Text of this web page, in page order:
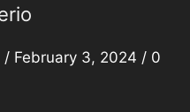
/ February 3, 2024 / 0